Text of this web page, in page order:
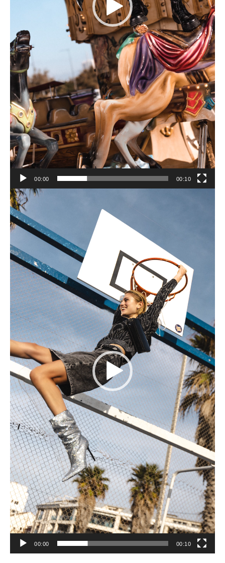
00:00 00:10
Lecteur
vidéo
00:00 00:10